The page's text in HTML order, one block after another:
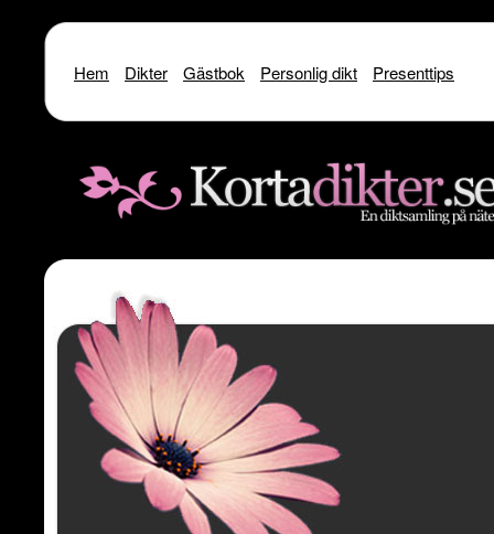
Warning: include() [function.include]: SSL operation failed with code 1. OpenSSL
Warning
Warning
: include(http://www.kortadikter.se/sms/inc.Shoutout.php) [
Warning : include() [ function.include
Hem Dikter Gästbok Personlig dikt Presenttips